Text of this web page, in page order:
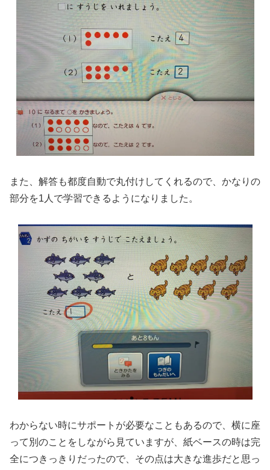
また、解答も都度自動で丸付けしてくれるので、かなりの
部分を1人で学習できるようになりました。
わからない時にサポートが必要なこともあるので、横に座
って別のことをしながら見ていますが、紙ベースの時は完
全につきっきりだったので、その点は大きな進歩だと思っ